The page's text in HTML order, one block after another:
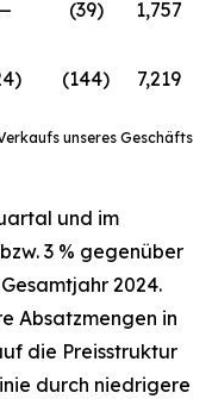
(39) 1,757
(144) 7,219
unseres Geschäfts
und im
3 % gegenüber
2024.
Absatzmengen in
die Preisstruktur
durch niedrigere